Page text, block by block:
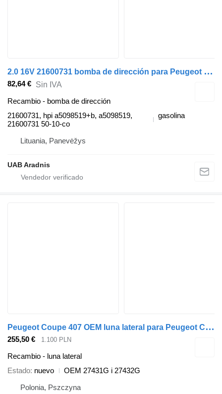
2
.0 16V 21600731 bomba de dirección para Peugeot 407 (6D_) coche
82,64 € Sin IVA
Recambio - bomba de dirección
21600731, hpi a5098519+b, a5098519,
21600731 50-10-co
gasolina
Lituania, Panevėžys
UAB Aradnis
P
eugeot Coupe 407 OEM luna lateral para Peugeot Coupe 407 coche
255,50 € 1.100 PLN
Recambio - luna lateral
Estado nuevo
OEM 27431G i 27432G
Polonia, Pszczyna